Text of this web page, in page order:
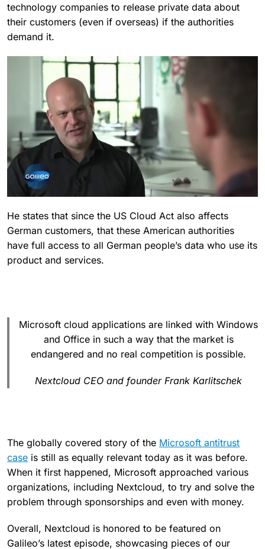
technology companies to release private data about
their customers (even if overseas) if the authorities
demand it.
He states that since the US Cloud Act also affects
German customers, that these American authorities
have full access to all German people’s data who use its
product and services.
Microsoft cloud applications are linked with Windows
and Office in such a way that the market is
endangered and no real competition is possible.
Nextcloud CEO and founder Frank Karlitschek
The globally covered story of the Microsoft antitrust
case is still as equally relevant today as it was before.
When it first happened, Microsoft approached various
organizations, including Nextcloud, to try and solve the
problem through sponsorships and even with money.
Overall, Nextcloud is honored to be featured on
Galileo’s latest episode, showcasing pieces of our